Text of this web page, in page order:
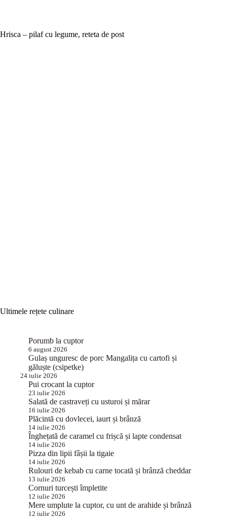
Hrisca – pilaf cu legume, reteta de post
Ultimele rețete culinare
Porumb la cuptor
6 august 2026
Gulaș unguresc de porc Mangalița cu cartofi și
găluște (csipetke)
24 iulie 2026
Pui crocant la cuptor
23 iulie 2026
Salată de castraveți cu usturoi și mărar
16 iulie 2026
Plăcintă cu dovlecei, iaurt și brânză
14 iulie 2026
Înghețată de caramel cu frișcă și lapte condensat
14 iulie 2026
Pizza din lipii fâșii la tigaie
14 iulie 2026
Rulouri de kebab cu carne tocată și brânză cheddar
13 iulie 2026
Cornuri turcești împletite
12 iulie 2026
Mere umplute la cuptor, cu unt de arahide și brânză
12 iulie 2026